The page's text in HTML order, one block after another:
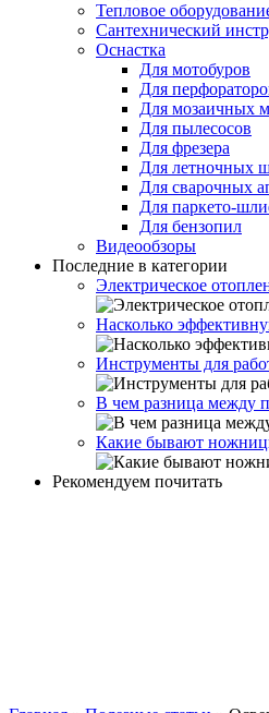
Тепловое
Сантехнический
Оснастка
Для мотобуров
Для
Для мозаичных
Для пылесосов
Для фрезера
Для летночных
Для сварочных
Для паркето-
Для бензопил
Видеообзоры
Последние в категории
Электрическое
Насколько
Инструменты для
В чем разница между
Какие бывают
Рекомендуем почитать